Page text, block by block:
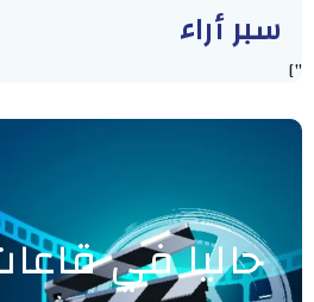
سبر أراء
"]
حاليا في